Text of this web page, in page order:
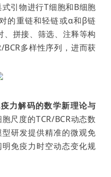
引物进行T细胞和B细胞
的重链和轻链或α和β链
、拼接、筛选、注释等构
多样性序列，进而获
力解码的数学新理论与
胞尺度的TCR/BCR动态数
研发提供精准的微观免
免疫力时空动态变化规